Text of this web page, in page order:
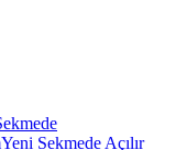
Yeni Sekmede Açılır